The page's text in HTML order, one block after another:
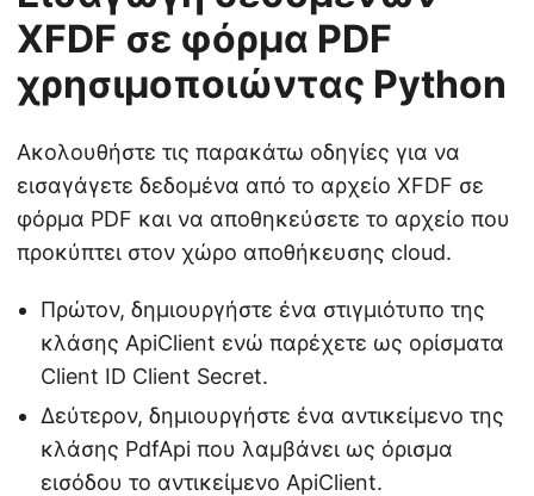
XFDF σε φόρμα PDF
χρησιμοποιώντας Python
Ακολουθήστε τις παρακάτω οδηγίες για να
εισαγάγετε δεδομένα από το αρχείο XFDF σε
φόρμα PDF και να αποθηκεύσετε το αρχείο που
προκύπτει στον χώρο αποθήκευσης cloud.
Πρώτον, δημιουργήστε ένα στιγμιότυπο της
κλάσης ApiClient ενώ παρέχετε ως ορίσματα
Client ID Client Secret.
Δεύτερον, δημιουργήστε ένα αντικείμενο της
κλάσης PdfApi που λαμβάνει ως όρισμα
εισόδου το αντικείμενο ApiClient.